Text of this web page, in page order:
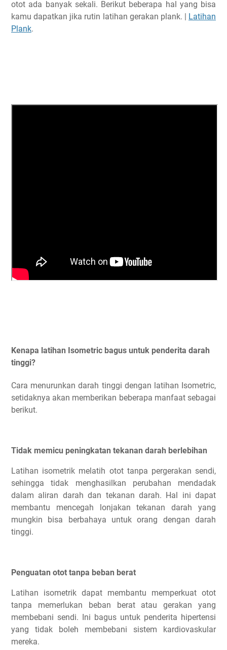
otot ada banyak sekali. Berikut beberapa hal yang bisa
kamu dapatkan jika rutin latihan gerakan plank. | Latihan
Plank.
Kenapa latihan Isometric bagus untuk penderita darah
tinggi?
Cara menurunkan darah tinggi dengan latihan Isometric,
setidaknya akan memberikan beberapa manfaat sebagai
berikut.
Tidak memicu peningkatan tekanan darah berlebihan
Latihan isometrik melatih otot tanpa pergerakan sendi,
sehingga tidak menghasilkan perubahan mendadak
dalam aliran darah dan tekanan darah. Hal ini dapat
membantu mencegah lonjakan tekanan darah yang
mungkin bisa berbahaya untuk orang dengan darah
tinggi.
Penguatan otot tanpa beban berat
Latihan isometrik dapat membantu memperkuat otot
tanpa memerlukan beban berat atau gerakan yang
membebani sendi. Ini bagus untuk penderita hipertensi
yang tidak boleh membebani sistem kardiovaskular
mereka.